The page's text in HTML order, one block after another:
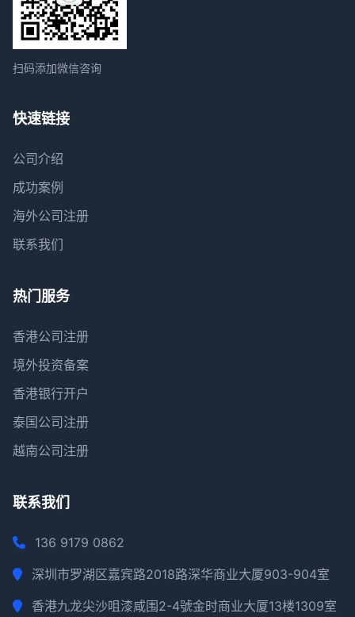
扫码添加微信咨询
快速链接
公司介绍
成功案例
海外公司注册
联系我们
热门服务
香港公司注册
境外投资备案
香港银行开户
泰国公司注册
越南公司注册
联系我们
136 9179 0862
深圳市罗湖区嘉宾路2018路深华商业大厦903-904室
香港九龙尖沙咀漆咸围2-4號金时商业大厦13楼1309室